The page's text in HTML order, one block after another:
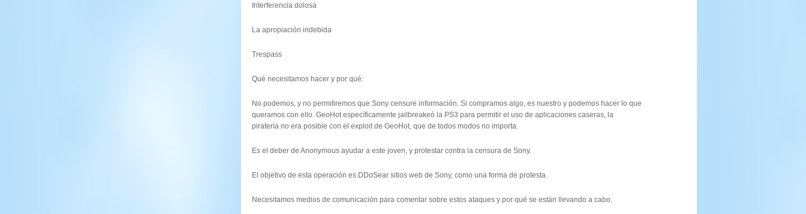
Interferencia dolosa
La apropiación indebida
Trespass
Qué necesitamos hacer y por qué:
No podemos, y no permitiremos que Sony censure información. Si compramos algo, es nuestro y podemos hacer lo que
queramos con ello. GeoHot específicamente jailbreakeó la PS3 para permitir el uso de aplicaciones caseras, la
piratería no era posible con el exploit de GeoHot, que de todos modos no importa.
Es el deber de Anonymous ayudar a este joven, y protestar contra la censura de Sony.
El objetivo de esta operación es DDoSear sitios web de Sony, como una forma de protesta.
Necesitamos medios de comunicación para comentar sobre estos ataques y por qué se están llevando a cabo.